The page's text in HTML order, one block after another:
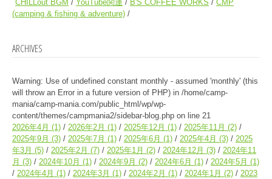
CHILLout BGM
YouTube関連 B'S COFFEE WORKS
CMP
(camping & fishing & adventure)
ARCHIVES
Warning: Use of undefined constant monthly - assumed 'monthly' (this
will throw an Error in a future version of PHP) in /home/camp-
mania/camp-mania.com/public_html/wp/wp-
content/themes/campmania2/sidebar-blog.php on line 21
2026年4月 (1) 2026年2月 (1) 2025年12月 (1) 2025年11月 (2)
2025年9月 (3) 2025年7月 (1) 2025年6月 (1) 2025年4月 (3)
2025
年3月 (5) 2025年2月 (7) 2025年1月 (2) 2024年12月 (3)
2024年11
月 (3) 2024年10月 (1) 2024年9月 (2) 2024年6月 (1) 2024年5月 (1)
2024年4月 (1) 2024年3月 (1) 2024年2月 (1) 2024年1月 (2)
2023